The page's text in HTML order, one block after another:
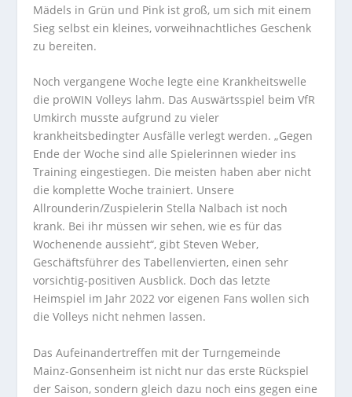
Mädels in Grün und Pink ist groß, um sich mit einem
Sieg selbst ein kleines, vorweihnachtliches Geschenk
zu bereiten.
Noch vergangene Woche legte eine Krankheitswelle
die proWIN Volleys lahm. Das Auswärtsspiel beim VfR
Umkirch musste aufgrund zu vieler
krankheitsbedingter Ausfälle verlegt werden. „Gegen
Ende der Woche sind alle Spielerinnen wieder ins
Training eingestiegen. Die meisten haben aber nicht
die komplette Woche trainiert. Unsere
Allrounderin/Zuspielerin Stella Nalbach ist noch
krank. Bei ihr müssen wir sehen, wie es für das
Wochenende aussieht“, gibt Steven Weber,
Geschäftsführer des Tabellenvierten, einen sehr
vorsichtig-positiven Ausblick. Doch das letzte
Heimspiel im Jahr 2022 vor eigenen Fans wollen sich
die Volleys nicht nehmen lassen.
Das Aufeinandertreffen mit der Turngemeinde
Mainz-Gonsenheim ist nicht nur das erste Rückspiel
der Saison, sondern gleich dazu noch eins gegen eine